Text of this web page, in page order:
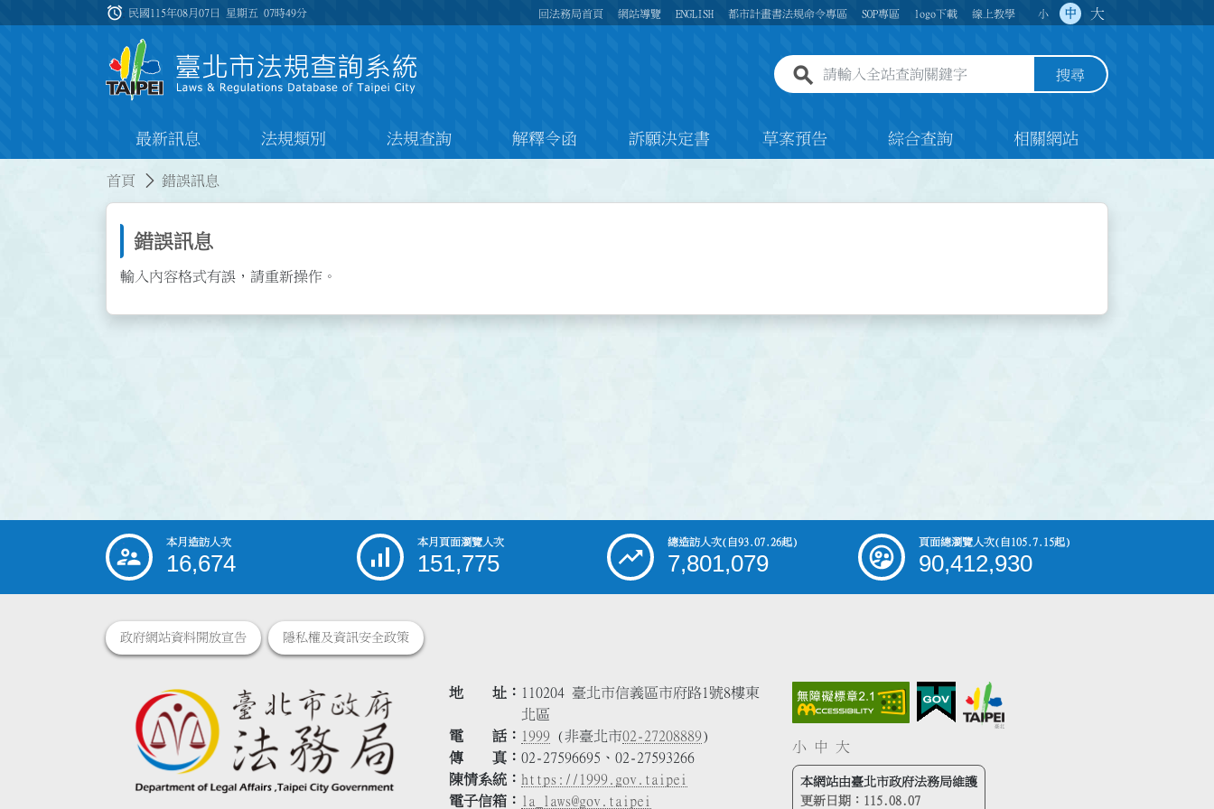
:::
alarm 民國115年08月07日 星期五07時49分 回法務局首頁 網站導覽 ENGLISH 都市計畫書法規命令專區 SOP專區 logo下載 線上教學 小 中 大
全站查詢關鍵字欄位 搜尋
最新訊息 法規類別 法規查詢 解釋令函 訴願決定書 草案預告 綜合查詢 相關網站
首頁 錯誤訊息
錯誤訊息
輸入內容格式有誤，請重新操作。
::: 本月造訪人次
16,674
本月頁面瀏覽人次
151,775
總造訪人次(自93.07.26起)
7,801,079
頁面總瀏覽人次(自105.7.15起)
90,412,930
政府網站資料開放宣告 隱私權及資訊安全政策
地 址
110204 臺北市信義區市府路1號8樓東
北區
電 話
1999 (非臺北市02-27208889)
傳 真
02-27596695、02-27593266
陳情系統
https://1999.gov.taipei
電子信箱
la_laws@gov.taipei
小 中 大
本網站由臺北市政府法務局維護
更新日期： 115.08.07